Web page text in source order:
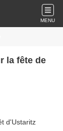
MENU
la fête de
d'Ustaritz